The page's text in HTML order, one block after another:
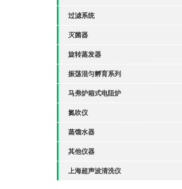
过滤系统
灭菌器
旋转蒸发器
振荡混匀孵育系列
马弗炉箱式电阻炉
氮吹仪
蒸馏水器
其他仪器
上海超声波清洗仪